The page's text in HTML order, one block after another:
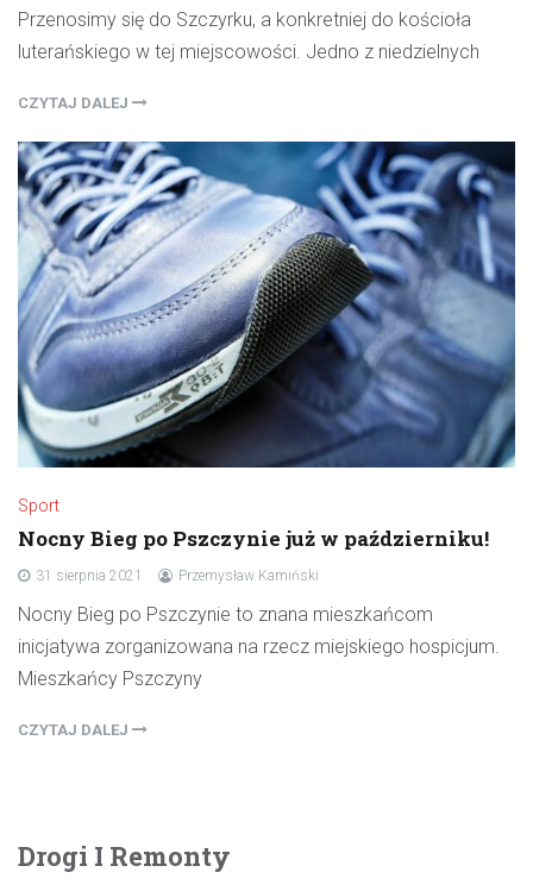
Przenosimy się do Szczyrku, a konkretniej do kościoła
luterańskiego w tej miejscowości. Jedno z niedzielnych
CZYTAJ DALEJ
Sport
Nocny Bieg po Pszczynie już w październiku!
31 sierpnia 2021 Przemysław Kamiński
Nocny Bieg po Pszczynie to znana mieszkańcom
inicjatywa zorganizowana na rzecz miejskiego hospicjum.
Mieszkańcy Pszczyny
CZYTAJ DALEJ
Drogi I Remonty